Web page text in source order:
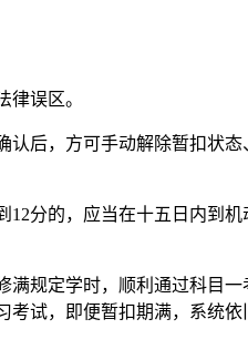
误区。
后，方可手动解除暂扣状态
分的，应当在十五日内到机
规定学时，顺利通过科目一
试，即便暂扣期满，系统